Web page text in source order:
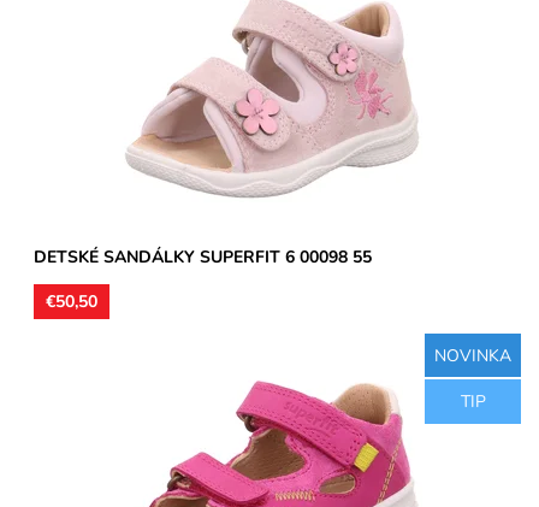
Zvršok koža, vnútorné podšívky neoprén / pohodlnejšie na
bosú nohu, menej sa potí /, stielky kožené, mierne...
Skladom
Superfit
2 roky
DETSKÉ SANDÁLKY SUPERFIT 6 00098 55
€50,50
NOVINKA
TIP
Zvršok usňová koža, vnútorné podšívky aj stielky kožené.
Sandálky vhodné na úzke a stredne široké chodidlá,
Skladom
Superfit